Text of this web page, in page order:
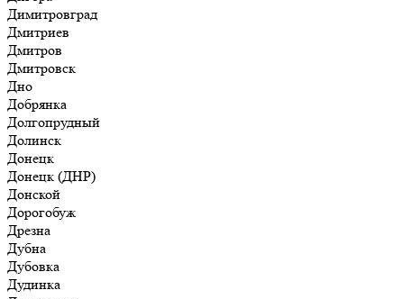
Димитровград
Дмитриев
Дмитров
Дмитровск
Дно
Добрянка
Долгопрудный
Долинск
Донецк
Донецк (ДНР)
Донской
Дорогобуж
Дрезна
Дубна
Дубовка
Дудинка